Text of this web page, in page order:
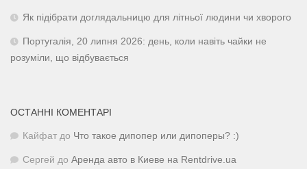
Як підібрати доглядальницю для літньої людини чи хворого
Португалія, 20 липня 2026: день, коли навіть чайки не
розуміли, що відбувається
ОСТАННІ КОМЕНТАРІ
Кайфат до Что такое дипопер или дипоперы? :)
Сергей до Аренда авто в Киеве на Rentdrive.ua